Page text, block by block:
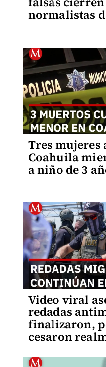
normalistas
Tres mujeres
Coahuila
a niño de 3
Video viral
redadas
finalizaron,
cesaron